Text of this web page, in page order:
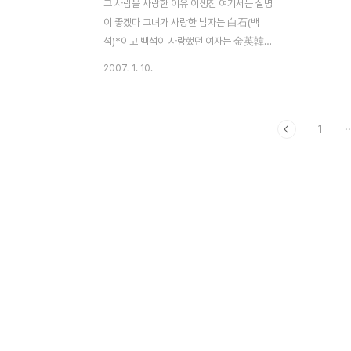
그 사람을 사랑한 이유 이생진 여기서는 실명
이 좋겠다 그녀가 사랑한 남자는 白石(백
석)*이고 백석이 사랑했던 여자는 金英韓
2007. 1. 10.
1